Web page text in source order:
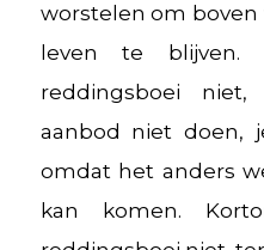
worstelen om boven
leven te
reddingsboei
aanbod niet doen,
omdat het anders
kan komen.